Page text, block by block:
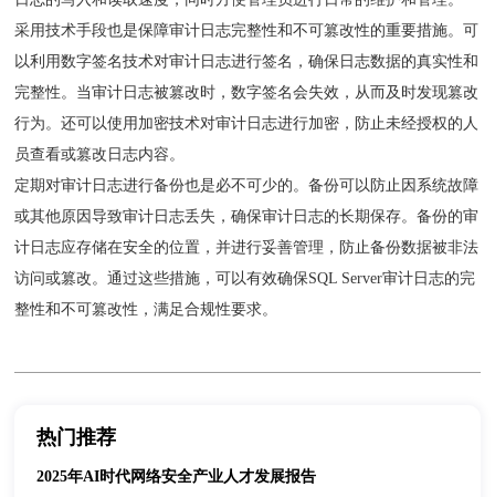
采用技术手段也是保障审计日志完整性和不可篡改性的重要措施。可
以利用数字签名技术对审计日志进行签名，确保日志数据的真实性和
完整性。当审计日志被篡改时，数字签名会失效，从而及时发现篡改
行为。还可以使用加密技术对审计日志进行加密，防止未经授权的人
员查看或篡改日志内容。
定期对审计日志进行备份也是必不可少的。备份可以防止因系统故障
或其他原因导致审计日志丢失，确保审计日志的长期保存。备份的审
计日志应存储在安全的位置，并进行妥善管理，防止备份数据被非法
访问或篡改。通过这些措施，可以有效确保SQL Server审计日志的完
整性和不可篡改性，满足合规性要求。
热门推荐
2025年AI时代网络安全产业人才发展报告